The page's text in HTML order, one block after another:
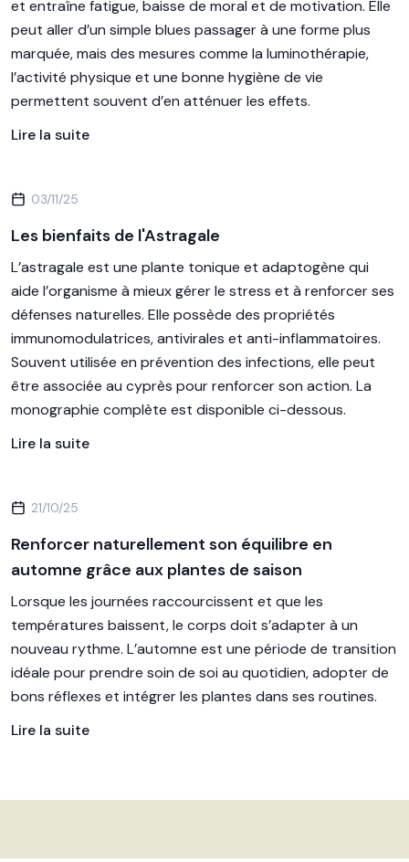
et entraîne fatigue, baisse de moral et de motivation. Elle
peut aller d’un simple blues passager à une forme plus
marquée, mais des mesures comme la luminothérapie,
l’activité physique et une bonne hygiène de vie
permettent souvent d’en atténuer les effets.
Lire la suite
03/11/25
Les bienfaits de l'Astragale
L’astragale est une plante tonique et adaptogène qui
aide l’organisme à mieux gérer le stress et à renforcer ses
défenses naturelles. Elle possède des propriétés
immunomodulatrices, antivirales et anti-inflammatoires.
Souvent utilisée en prévention des infections, elle peut
être associée au cyprès pour renforcer son action. La
monographie complète est disponible ci-dessous.
Lire la suite
21/10/25
Renforcer naturellement son équilibre en
automne grâce aux plantes de saison
Lorsque les journées raccourcissent et que les
températures baissent, le corps doit s’adapter à un
nouveau rythme. L’automne est une période de transition
idéale pour prendre soin de soi au quotidien, adopter de
bons réflexes et intégrer les plantes dans ses routines.
Lire la suite